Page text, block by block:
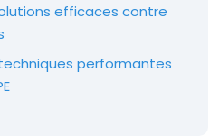
efficaces contre
performantes